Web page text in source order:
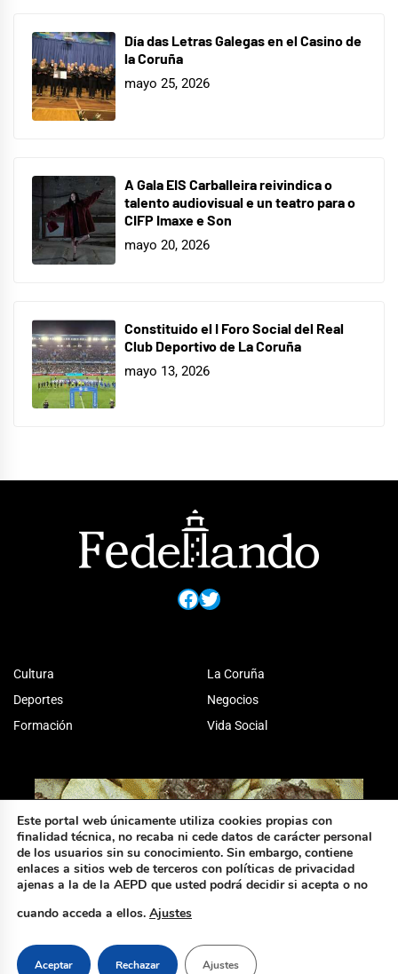
Día das Letras Galegas en el Casino de
la Coruña
mayo 25, 2026
A Gala EIS Carballeira reivindica o
talento audiovisual e un teatro para o
CIFP Imaxe e Son
mayo 20, 2026
Constituido el I Foro Social del Real
Club Deportivo de La Coruña
mayo 13, 2026
Facebook
Twitter
Cultura
Deportes
Formación
La Coruña
Negocios
Vida Social
Este portal web únicamente utiliza cookies propias con
finalidad técnica, no recaba ni cede datos de carácter personal
de los usuarios sin su conocimiento. Sin embargo, contiene
enlaces a sitios web de terceros con políticas de privacidad
ajenas a la de la AEPD que usted podrá decidir si acepta o no
cuando acceda a ellos. Ajustes
Aceptar Rechazar Ajustes